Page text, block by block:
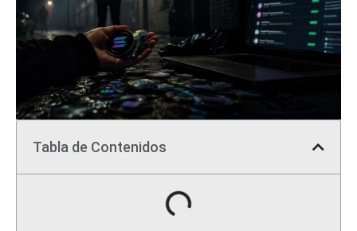
Tabla de Contenidos